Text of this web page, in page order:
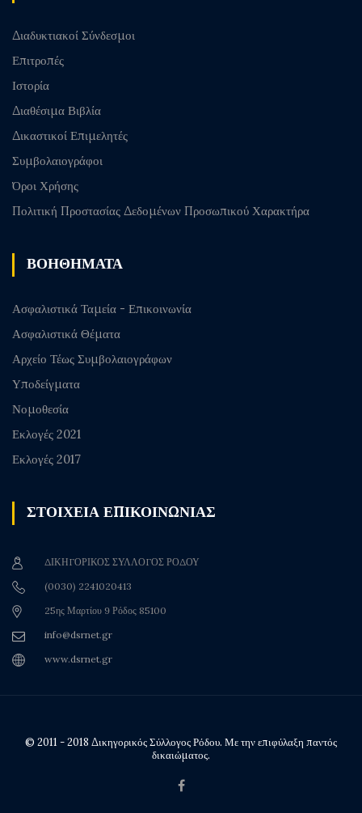
Διαδυκτιακοί Σύνδεσμοι
Επιτροπές
Ιστορία
Διαθέσιμα Βιβλία
Δικαστικοί Επιμελητές
Συμβολαιογράφοι
Όροι Χρήσης
Πολιτική Προστασίας Δεδομένων Προσωπικού Χαρακτήρα
ΒΟΗΘΗΜΑΤΑ
Ασφαλιστικά Ταμεία - Επικοινωνία
Ασφαλιστικά Θέματα
Αρχείο Τέως Συμβολαιογράφων
Υποδείγματα
Νομοθεσία
Εκλογές 2021
Εκλογές 2017
ΣΤΟΙΧΕΙΑ ΕΠΙΚΟΙΝΩΝΙΑΣ
ΔΙΚΗΓΟΡΙΚΟΣ ΣΥΛΛΟΓΟΣ ΡΟΔΟΥ
(0030) 2241020413
25ης Μαρτίου 9 Ρόδος 85100
info@dsrnet.gr
www.dsrnet.gr
© 2011 - 2018 Δικηγορικός Σύλλογος Ρόδου. Με την επιφύλαξη παντός
δικαιώματος.